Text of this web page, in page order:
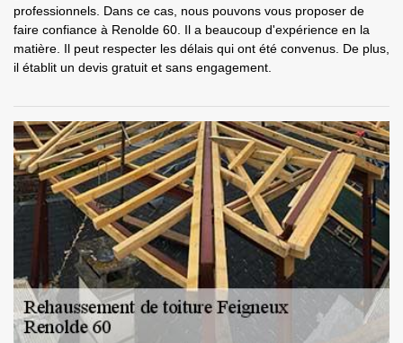
professionnels. Dans ce cas, nous pouvons vous proposer de
faire confiance à Renolde 60. Il a beaucoup d'expérience en la
matière. Il peut respecter les délais qui ont été convenus. De plus,
il établit un devis gratuit et sans engagement.